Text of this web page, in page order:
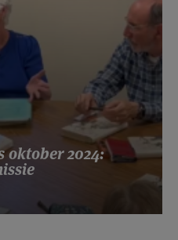
oktober 2024: